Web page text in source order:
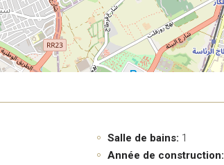
Salle de bains: 1
Année de construction: